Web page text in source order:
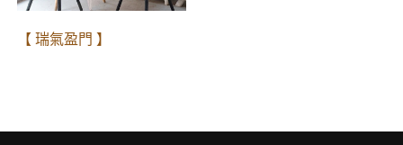
【 瑞氣盈門 】